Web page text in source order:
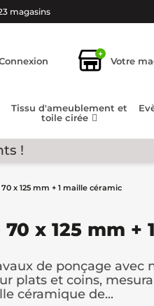
magasins
+
Votre
Tissu d'ameublement et
toile cirée
!
x 125 mm + 1 maille céramic
x 125 mm +
de ponçage avec
plats et coins,
céramique de...